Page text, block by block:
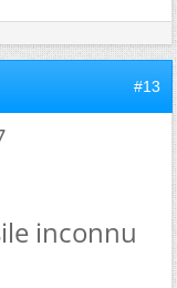
#13
inconnu